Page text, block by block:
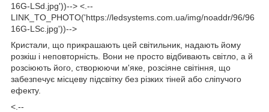
16G-LSd.jpg'))--> <.--
LINK_TO_PHOTO('https://ledsystems.com.ua/img/noaddr/96/96
16G-LSc.jpg'))-->
Кристали, що прикрашають цей світильник, надають йому
розкіш і неповторність. Вони не просто відбивають світло, а й
розсіюють його, створюючи м'яке, розсіяне світіння, що
забезпечує місцеву підсвітку без різких тіней або сліпучого
ефекту.
<.--